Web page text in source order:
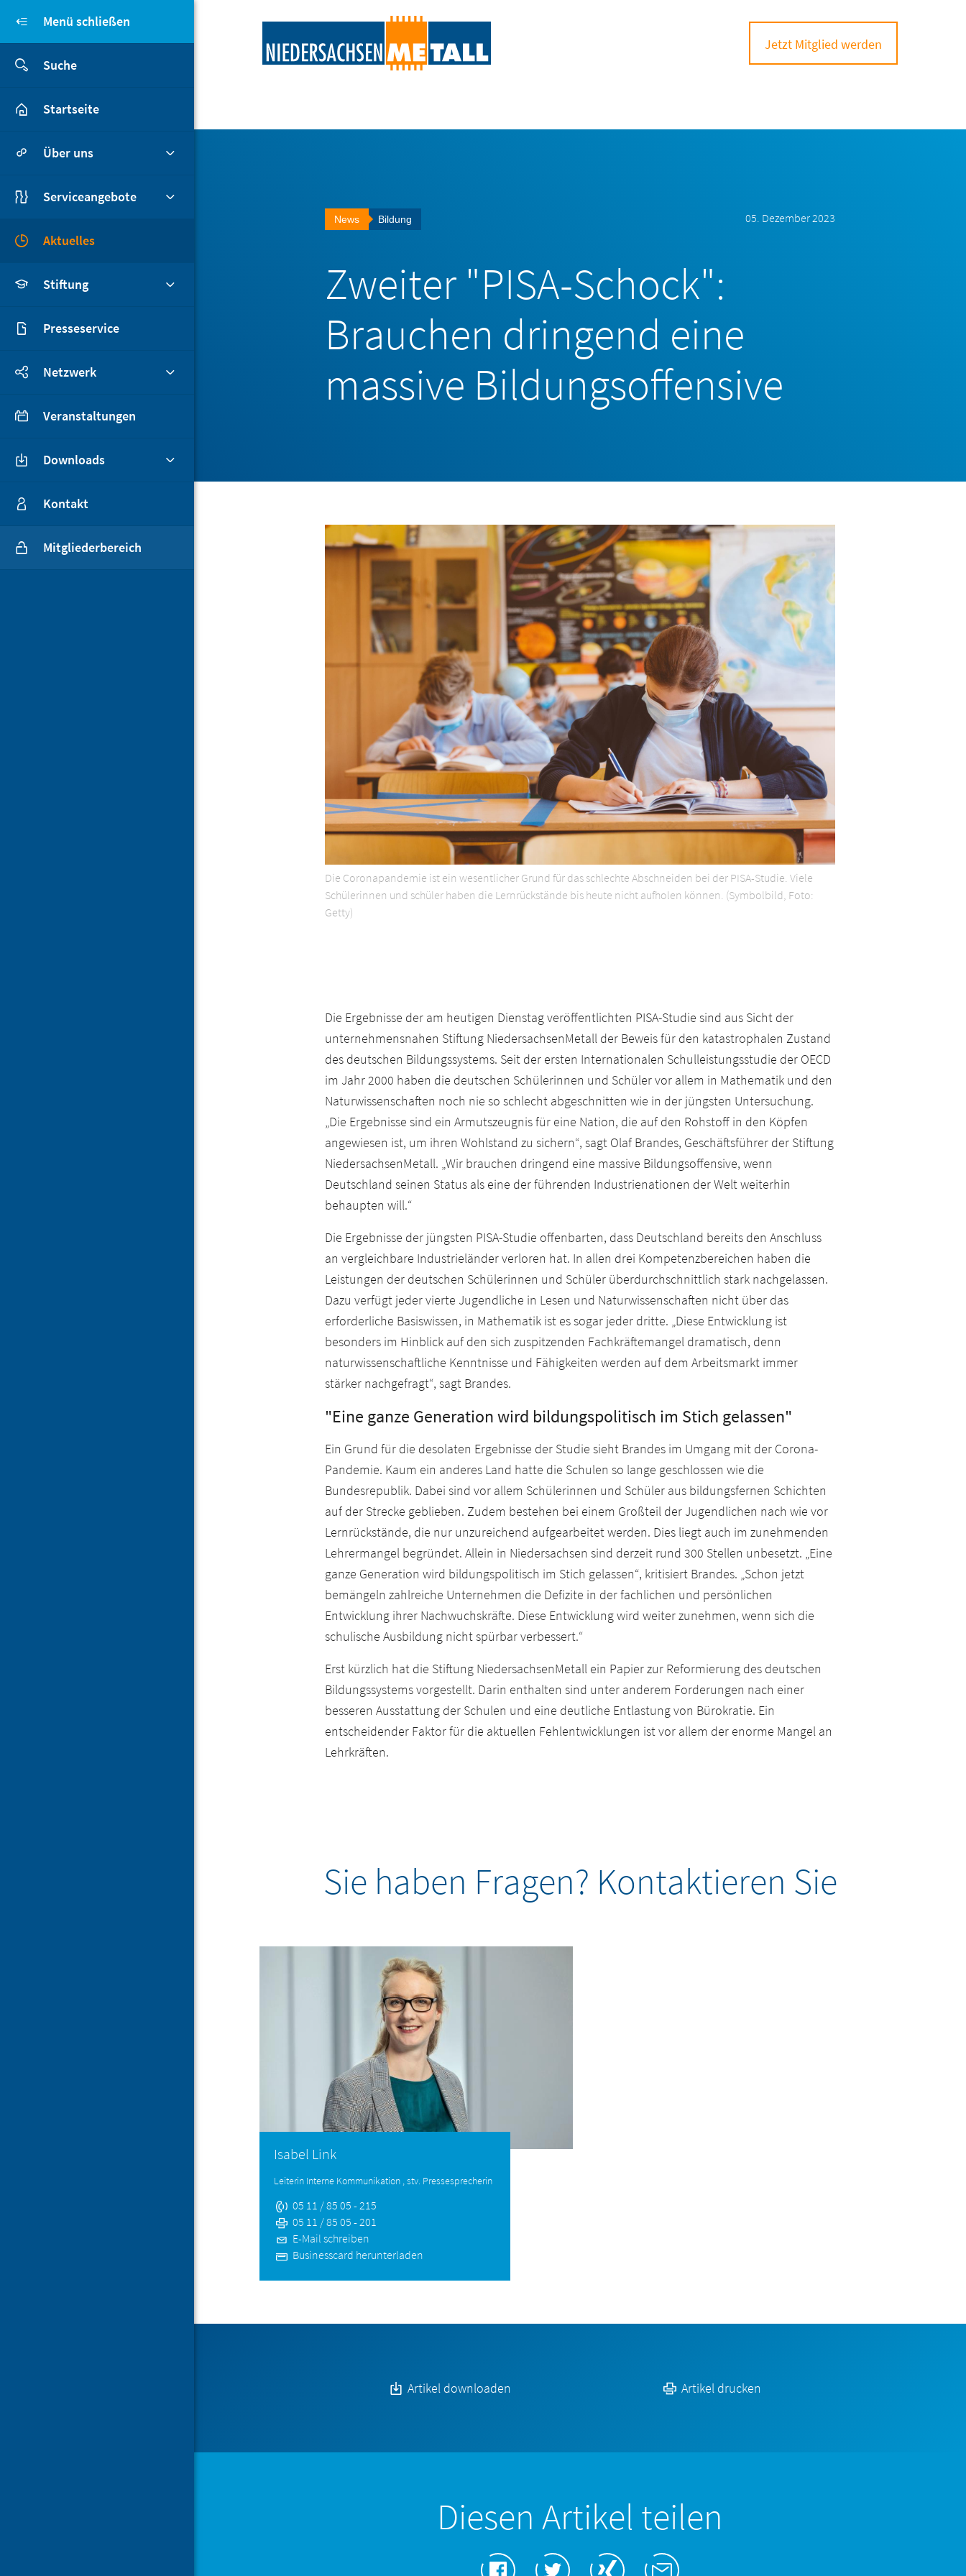
Menü schließen
Suche
Hauptmenü NiedersachsenMetall
Startseite
Über uns
Serviceangebote
Aktuelles
Stiftung
Presseservice
Netzwerk
Veranstaltungen
Downloads
Kontakt
Mitgliederbereich
Jetzt Mitglied werden
News Bildung 05. Dezember 2023
Zweiter "PISA-Schock":
Brauchen dringend eine
massive Bildungsoffensive
Die Coronapandemie ist ein wesentlicher Grund für das schlechte Abschneiden bei der PISA-Studie. Viele
Schülerinnen und schüler haben die Lernrückstände bis heute nicht aufholen können. (Symbolbild, Foto:
Getty)
Die Ergebnisse der am heutigen Dienstag veröffentlichten PISA-Studie sind aus Sicht der
unternehmensnahen Stiftung NiedersachsenMetall der Beweis für den katastrophalen Zustand
des deutschen Bildungssystems. Seit der ersten Internationalen Schulleistungsstudie der OECD
im Jahr 2000 haben die deutschen Schülerinnen und Schüler vor allem in Mathematik und den
Naturwissenschaften noch nie so schlecht abgeschnitten wie in der jüngsten Untersuchung.
„Die Ergebnisse sind ein Armutszeugnis für eine Nation, die auf den Rohstoff in den Köpfen
angewiesen ist, um ihren Wohlstand zu sichern“, sagt Olaf Brandes, Geschäftsführer der Stiftung
NiedersachsenMetall. „Wir brauchen dringend eine massive Bildungsoffensive, wenn
Deutschland seinen Status als eine der führenden Industrienationen der Welt weiterhin
behaupten will.“
Die Ergebnisse der jüngsten PISA-Studie offenbarten, dass Deutschland bereits den Anschluss
an vergleichbare Industrieländer verloren hat. In allen drei Kompetenzbereichen haben die
Leistungen der deutschen Schülerinnen und Schüler überdurchschnittlich stark nachgelassen.
Dazu verfügt jeder vierte Jugendliche in Lesen und Naturwissenschaften nicht über das
erforderliche Basiswissen, in Mathematik ist es sogar jeder dritte. „Diese Entwicklung ist
besonders im Hinblick auf den sich zuspitzenden Fachkräftemangel dramatisch, denn
naturwissenschaftliche Kenntnisse und Fähigkeiten werden auf dem Arbeitsmarkt immer
stärker nachgefragt“, sagt Brandes.
"Eine ganze Generation wird bildungspolitisch im Stich gelassen"
Ein Grund für die desolaten Ergebnisse der Studie sieht Brandes im Umgang mit der Corona-
Pandemie. Kaum ein anderes Land hatte die Schulen so lange geschlossen wie die
Bundesrepublik. Dabei sind vor allem Schülerinnen und Schüler aus bildungsfernen Schichten
auf der Strecke geblieben. Zudem bestehen bei einem Großteil der Jugendlichen nach wie vor
Lernrückstände, die nur unzureichend aufgearbeitet werden. Dies liegt auch im zunehmenden
Lehrermangel begründet. Allein in Niedersachsen sind derzeit rund 300 Stellen unbesetzt. „Eine
ganze Generation wird bildungspolitisch im Stich gelassen“, kritisiert Brandes. „Schon jetzt
bemängeln zahlreiche Unternehmen die Defizite in der fachlichen und persönlichen
Entwicklung ihrer Nachwuchskräfte. Diese Entwicklung wird weiter zunehmen, wenn sich die
schulische Ausbildung nicht spürbar verbessert.“
Erst kürzlich hat die Stiftung NiedersachsenMetall ein Papier zur Reformierung des deutschen
Bildungssystems vorgestellt. Darin enthalten sind unter anderem Forderungen nach einer
besseren Ausstattung der Schulen und eine deutliche Entlastung von Bürokratie. Ein
entscheidender Faktor für die aktuellen Fehlentwicklungen ist vor allem der enorme Mangel an
Lehrkräften.
Sie haben Fragen? Kontaktieren Sie
Isabel Link
Leiterin Interne Kommunikation , stv. Pressesprecherin
05 11 / 85 05 - 215
05 11 / 85 05 - 201
E-Mail schreiben
Businesscard herunterladen
Artikel downloaden Artikel drucken
Diesen Artikel teilen